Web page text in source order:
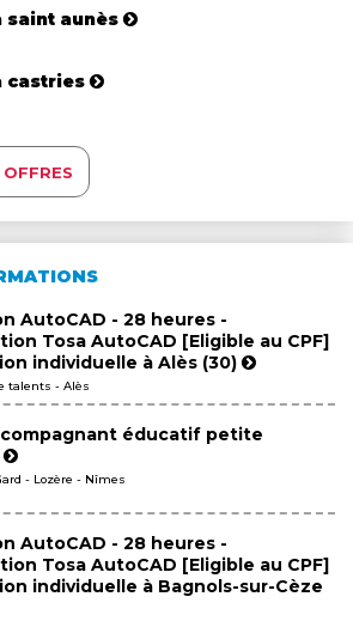
saint aunès
castries
AutoCAD - 28 heures -
Tosa AutoCAD [Eligible au CPF]
individuelle à Alès (30)
talents - Alès
éducatif petite
- Lozère - Nîmes
AutoCAD - 28 heures -
Tosa AutoCAD [Eligible au CPF]
individuelle à Bagnols-sur-Cèze